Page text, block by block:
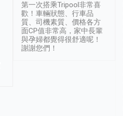
第一次搭乘Tripool非常喜
歡！車輛狀態、行車品
質、司機素質、價格各方
面CP值非常高，家中長輩
與孕婦都覺得很舒適呢！
謝謝您們！